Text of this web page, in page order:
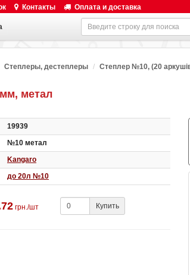
Контакты Оплата и доставка
Степлеры, дестеплеры Степлер №10, (20
метал
19939
№10 метал
Kangaro
до 20л №10
грн./шт Купить